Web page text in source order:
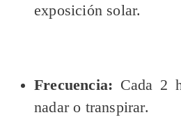
exposición solar.
Frecuencia: Cada 2
nadar o transpirar.